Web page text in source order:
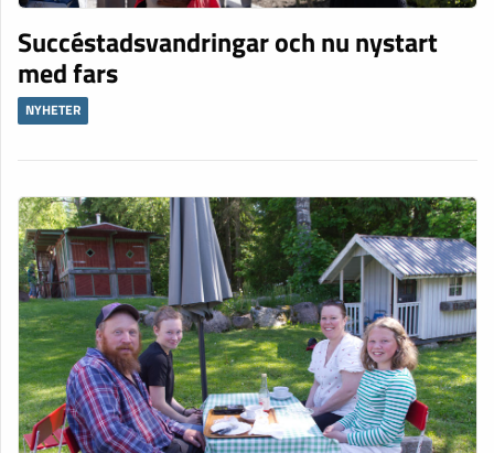
Succéstadsvandringar och nu nystart
med fars
NYHETER